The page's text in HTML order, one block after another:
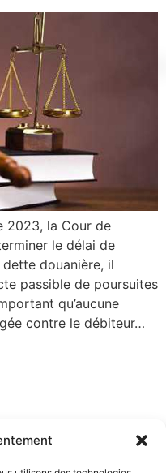
2023, la Cour de
le délai de
douanière, il
passible de poursuites
qu’aucune
contre le débiteur…